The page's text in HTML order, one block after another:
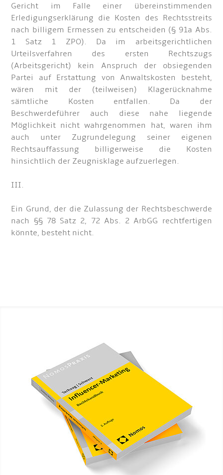
Gericht im Falle einer übereinstimmenden
Erledigungserklärung die Kosten des Rechtsstreits
nach billigem Ermessen zu entscheiden (§ 91a Abs.
1 Satz 1 ZPO). Da im arbeitsgerichtlichen
Urteilsverfahren des ersten Rechtszugs
(Arbeitsgericht) kein Anspruch der obsiegenden
Partei auf Erstattung von Anwaltskosten besteht,
wären mit der (teilweisen) Klagerücknahme
sämtliche Kosten entfallen. Da der
Beschwerdeführer auch diese nahe liegende
Möglichkeit nicht wahrgenommen hat, waren ihm
auch unter Zugrundelegung seiner eigenen
Rechtsauffassung billigerweise die Kosten
hinsichtlich der Zeugnisklage aufzuerlegen.
III.
Ein Grund, der die Zulassung der Rechtsbeschwerde
nach §§ 78 Satz 2, 72 Abs. 2 ArbGG rechtfertigen
könnte, besteht nicht.